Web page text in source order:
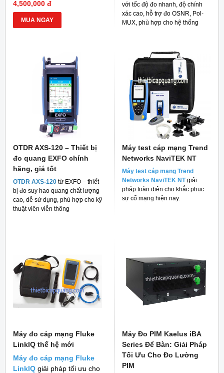
4,500,000 đ
MUA NGAY
với tốc độ đo nhanh, độ chính
xác cao, hỗ trợ đo OSNR, Pol-
MUX, phù hợp cho hệ thống
OTDR AXS-120 – Thiết bị
đo quang EXFO chính
hãng, giá tốt
OTDR AXS-120 từ EXFO – thiết
bị đo suy hao quang chất lượng
cao, dễ sử dụng, phù hợp cho kỹ
thuật viên viễn thông
Máy test cáp mạng Trend
Networks NaviTEK NT
Máy test cáp mạng Trend
Networks NaviTEK NT giải
pháp toàn diện cho khắc phục
sự cố mạng hiện nay.
Máy đo cáp mạng Fluke
LinkIQ thế hệ mới
Máy đo cáp mạng Fluke
LinkIQ giải pháp tối ưu cho
Máy Đo PIM Kaelus iBA
Series Để Bàn: Giải Pháp
Tối Ưu Cho Đo Lường
PIM